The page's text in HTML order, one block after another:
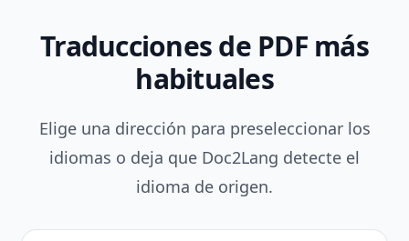
Traducciones de PDF más
habituales
Elige una dirección para preseleccionar los
idiomas o deja que Doc2Lang detecte el
idioma de origen.